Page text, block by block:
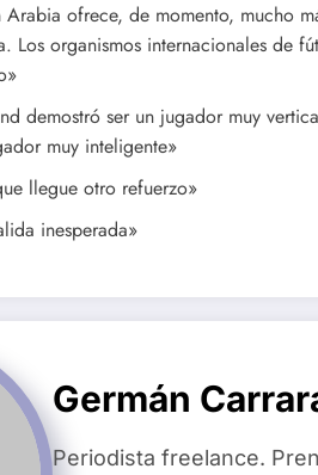
ofrece, de momento, mucho
Los organismos internacionales de
demostró ser un jugador muy
muy inteligente»
llegue otro refuerzo»
inesperada»
Germán
Periodista freelance.